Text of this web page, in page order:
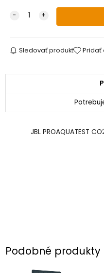
Sledovať produkt Pridať
JBL PROAQUATEST
Podobné produkty